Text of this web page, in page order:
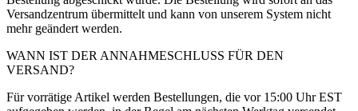
Versandzentrum übermittelt und kann von unserem System nicht
mehr geändert werden.
WANN IST DER ANNAHMESCHLUSS FÜR DEN
VERSAND?
Für vorrätige Artikel werden Bestellungen, die vor 15:00 Uhr EST